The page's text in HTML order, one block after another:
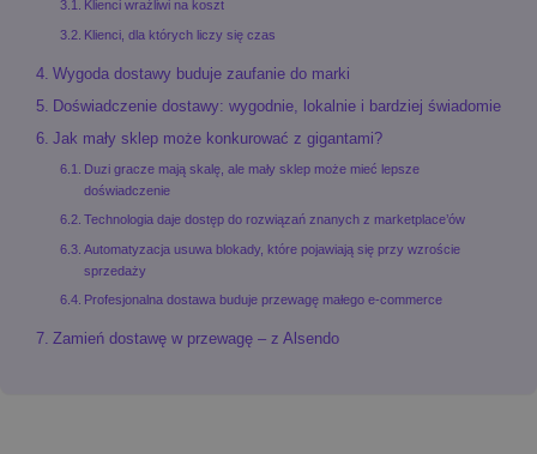
Klienci wrażliwi na koszt
Klienci, dla których liczy się czas
Wygoda dostawy buduje zaufanie do marki
Doświadczenie dostawy: wygodnie, lokalnie i bardziej świadomie
Jak mały sklep może konkurować z gigantami?
Duzi gracze mają skalę, ale mały sklep może mieć lepsze
doświadczenie
Technologia daje dostęp do rozwiązań znanych z marketplace’ów
Automatyzacja usuwa blokady, które pojawiają się przy wzroście
sprzedaży
Profesjonalna dostawa buduje przewagę małego e-commerce
Zamień dostawę w przewagę – z Alsendo